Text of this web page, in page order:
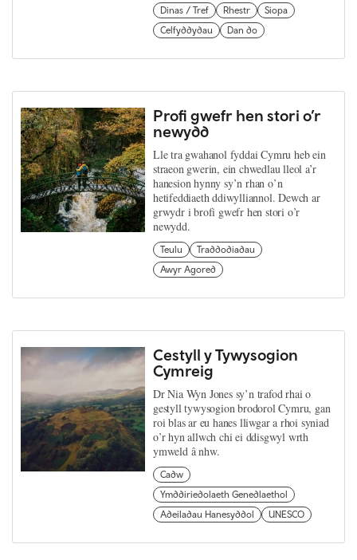
Dinas / Tref
Rhestr
Siopa
Celfyddydau
Dan do
Profi gwefr hen stori o’r
newydd
Lle tra gwahanol fyddai Cymru heb ein
straeon gwerin, ein chwedlau lleol a’r
hanesion hynny sy’n rhan o’n
hetifeddiaeth ddiwylliannol. Dewch ar
grwydr i brofi gwefr hen stori o’r
newydd.
Teulu
Traddodiadau
Awyr Agored
Cestyll y Tywysogion
Cymreig
Dr Nia Wyn Jones sy’n trafod rhai o
gestyll tywysogion brodorol Cymru, gan
roi blas ar eu hanes lliwgar a rhoi syniad
o’r hyn allwch chi ei ddisgwyl wrth
ymweld â nhw.
Cadw
Ymddiriedolaeth Genedlaethol
Adeiladau Hanesyddol
UNESCO